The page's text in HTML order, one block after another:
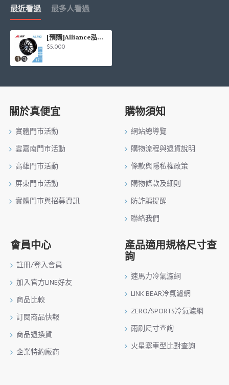
最近看過 最多人看過
[預購]Alliance泓越 AVAS旋壓鋁圈輪框 AL792 17吋 5孔112/7.5J/ET38
$5,000
關於真便宜
實體門市活動
雲嘉南門市活動
高雄門市活動
屏東門市活動
實體門市與招募資訊
購物須知
網站總導覽
購物流程與退貨說明
條款與隱私權政策
購物條款及細則
防詐騙提醒
聯絡我們
會員中心
註冊/登入會員
加入官方LINE好友
商品比較
訂閱商品快報
商品退換貨
企業特約廠商
產品適用規格尺寸查
詢
速馬力冷氣濾網
LINK BEAR冷氣濾網
ZERO/SPORTS冷氣濾網
雨刷尺寸查詢
火星塞車型比對查詢